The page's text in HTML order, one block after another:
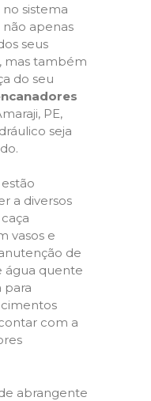
sistema
apenas
seus
mas também
do seu
PE,
seja
estão
a diversos
vasos e
de
água quente
para
com a
abrangente